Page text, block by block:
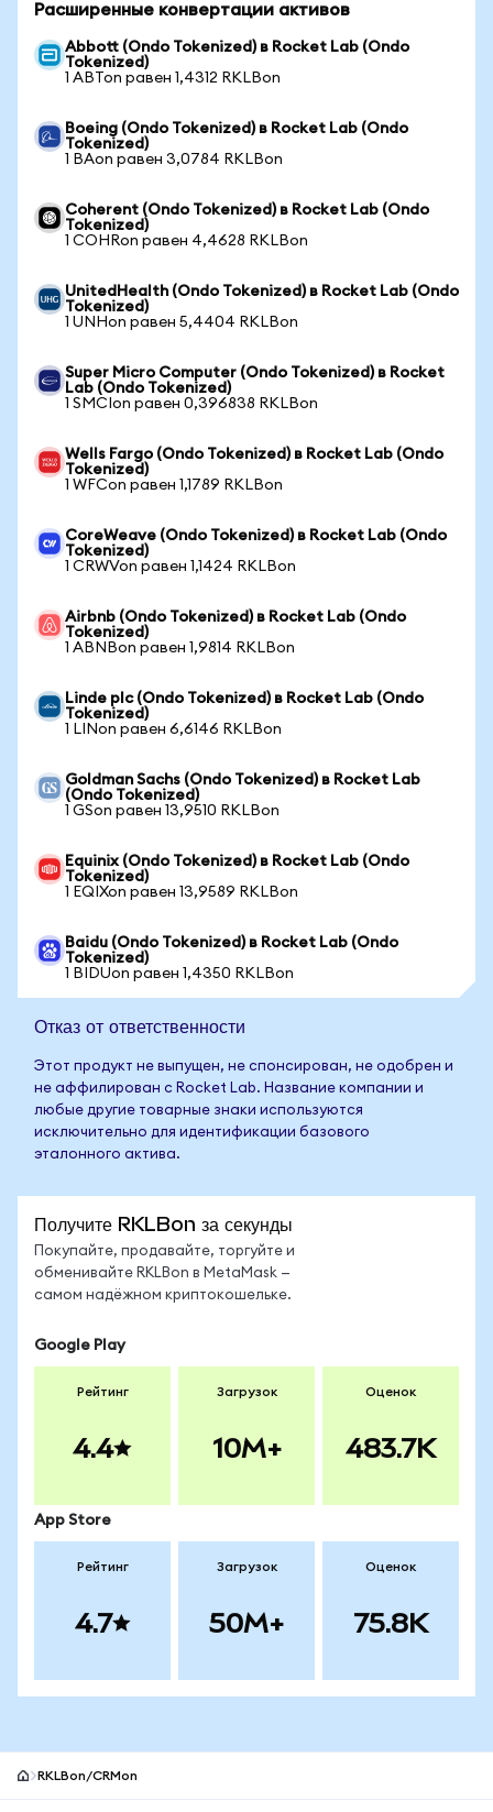
Расширенные конвертации активов
Abbott (Ondo Tokenized) в Rocket Lab (Ondo
Tokenized)
1 ABTon равен 1,4312 RKLBon
Boeing (Ondo Tokenized) в Rocket Lab (Ondo
Tokenized)
1 BAon равен 3,0784 RKLBon
Coherent (Ondo Tokenized) в Rocket Lab (Ondo
Tokenized)
1 COHRon равен 4,4628 RKLBon
UnitedHealth (Ondo Tokenized) в Rocket Lab (Ondo
Tokenized)
1 UNHon равен 5,4404 RKLBon
Super Micro Computer (Ondo Tokenized) в Rocket
Lab (Ondo Tokenized)
1 SMCIon равен 0,396838 RKLBon
Wells Fargo (Ondo Tokenized) в Rocket Lab (Ondo
Tokenized)
1 WFCon равен 1,1789 RKLBon
CoreWeave (Ondo Tokenized) в Rocket Lab (Ondo
Tokenized)
1 CRWVon равен 1,1424 RKLBon
Airbnb (Ondo Tokenized) в Rocket Lab (Ondo
Tokenized)
1 ABNBon равен 1,9814 RKLBon
Linde plc (Ondo Tokenized) в Rocket Lab (Ondo
Tokenized)
1 LINon равен 6,6146 RKLBon
Goldman Sachs (Ondo Tokenized) в Rocket Lab
(Ondo Tokenized)
1 GSon равен 13,9510 RKLBon
Equinix (Ondo Tokenized) в Rocket Lab (Ondo
Tokenized)
1 EQIXon равен 13,9589 RKLBon
Baidu (Ondo Tokenized) в Rocket Lab (Ondo
Tokenized)
1 BIDUon равен 1,4350 RKLBon
Отказ от ответственности
Этот продукт не выпущен, не спонсирован, не одобрен и
не аффилирован с Rocket Lab. Название компании и
любые другие товарные знаки используются
исключительно для идентификации базового
эталонного актива.
Получите RKLBon за секунды
Покупайте, продавайте, торгуйте и
обменивайте RKLBon в MetaMask —
самом надёжном криптокошельке.
Google Play
Рейтинг
4.4
Загрузок
10M+
Оценок
483.7K
App Store
Рейтинг
4.7
Загрузок
50M+
Оценок
75.8K
RKLBon/CRMon